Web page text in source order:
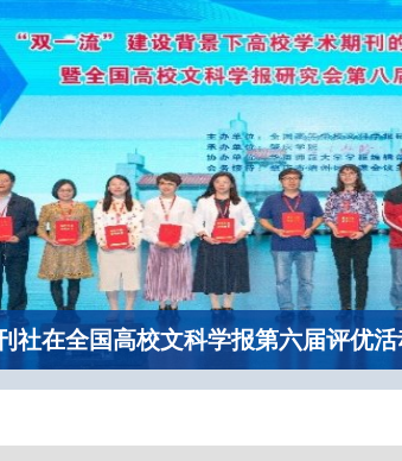
社在全国高校文科学报第六届评优